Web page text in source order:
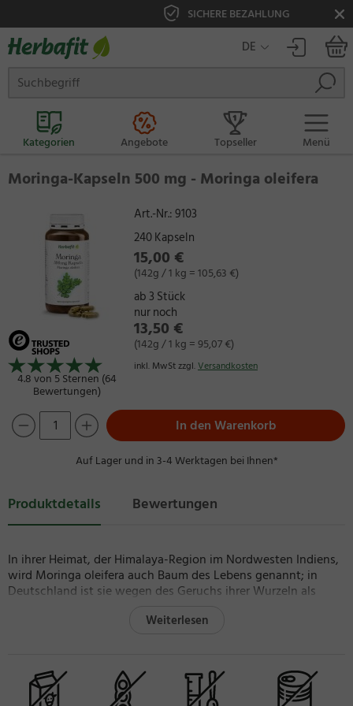
SICHERE BEZAHLUNG
DE
Kategorien Angebote Topseller Menü
Moringa-Kapseln 500 mg - Moringa oleifera
4.8 von 5 Sternen (64
Bewertungen)
Art.-Nr.:9103
240 Kapseln
15,00 €
(142g / 1 kg = 105,63 €)
ab 3 Stück
nur noch
13,50 €
(142g / 1 kg = 95,07 €)
inkl. MwSt zzgl.Versandkosten
In den Warenkorb
Auf Lager und in 3-4 Werktagen bei Ihnen*
Produktdetails Bewertungen
In ihrer Heimat, der Himalaya-Region im Nordwesten Indiens,
wird Moringa oleifera auch Baum des Lebens genannt; in
Deutschland ist sie wegen des Geruchs ihrer Wurzeln als
enthalten 500 mg reines Moringa-oleifera-Blattpulver je
Was ist Moringa oleifera?
Moringa oleifera ist ein schnellwüchsiger, anspruchsloser
Baum. Verwendet werden die getrockneten, zu Pulver
Weiterlesen